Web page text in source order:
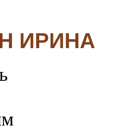
ИРИНА